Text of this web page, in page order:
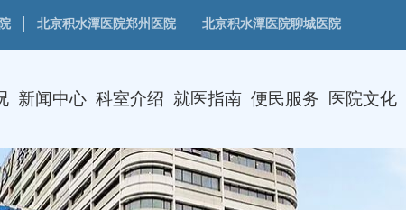
北京积水潭医院郑州医院 北京积水潭医院聊城医院
新闻中心 科室介绍 就医指南 便民服务 医院文化